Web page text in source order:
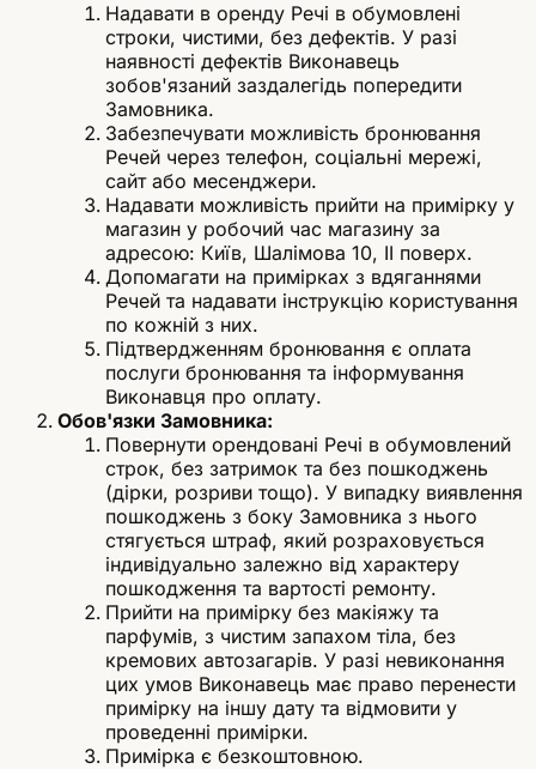
Надавати в оренду Речі в обумовлені
строки, чистими, без дефектів. У разі
наявності дефектів Виконавець
зобов'язаний заздалегідь попередити
Замовника.
Забезпечувати можливість бронювання
Речей через телефон, соціальні мережі,
сайт або месенджери.
Надавати можливість прийти на примірку у
магазин у робочий час магазину за
адресою: Київ, Шалімова 10, ІІ поверх.
Допомагати на примірках з вдяганнями
Речей та надавати інструкцію користування
по кожній з них.
Підтвердженням бронювання є оплата
послуги бронювання та інформування
Виконавця про оплату.
Обов'язки Замовника:
Повернути орендовані Речі в обумовлений
строк, без затримок та без пошкоджень
(дірки, розриви тощо). У випадку виявлення
пошкоджень з боку Замовника з нього
стягується штраф, який розраховується
індивідуально залежно від характеру
пошкодження та вартості ремонту.
Прийти на примірку без макіяжу та
парфумів, з чистим запахом тіла, без
кремових автозагарів. У разі невиконання
цих умов Виконавець має право перенести
примірку на іншу дату та відмовити у
проведенні примірки.
Примірка є безкоштовною.